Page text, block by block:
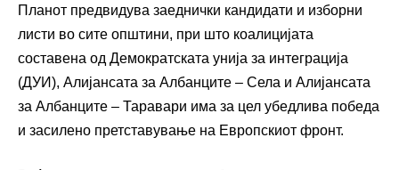
Планот предвидува заеднички кандидати и изборни
листи во сите општини, при што коалицијата
составена од Демократската унија за интеграција
(ДУИ), Алијансата за Албанците – Села и Алијансата
за Албанците – Таравари има за цел убедлива победа
и засилено претставување на Европскиот фронт.